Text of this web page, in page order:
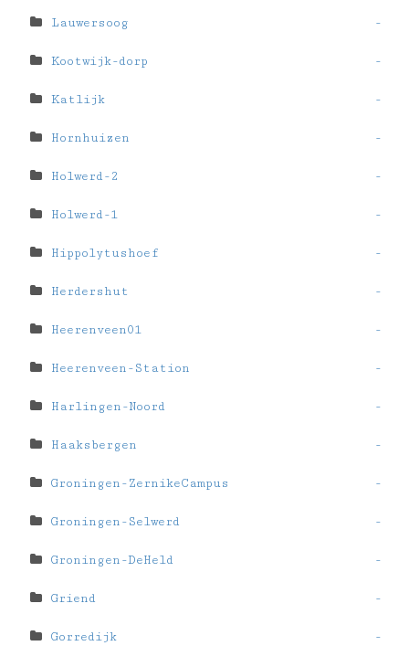
Lauwersoog -
Kootwijk-dorp -
Katlijk -
Hornhuizen -
Holwerd-2 -
Holwerd-1 -
Hippolytushoef -
Herdershut -
Heerenveen01 -
Heerenveen-Station -
Harlingen-Noord -
Haaksbergen -
Groningen-ZernikeCampus -
Groningen-Selwerd -
Groningen-DeHeld -
Griend -
Gorredijk -